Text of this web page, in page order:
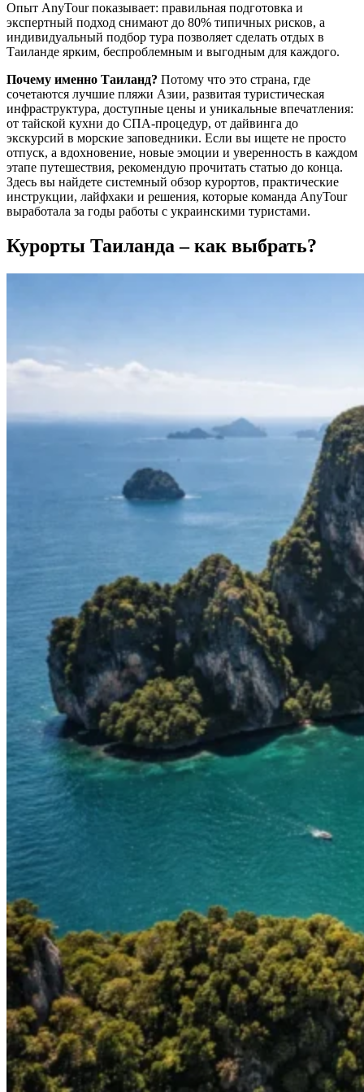
Опыт AnyTour показывает: правильная подготовка и
экспертный подход снимают до 80% типичных рисков, а
индивидуальный подбор тура позволяет сделать отдых в
Таиланде ярким, беспроблемным и выгодным для каждого.
Почему именно Таиланд? Потому что это страна, где
сочетаются лучшие пляжи Азии, развитая туристическая
инфраструктура, доступные цены и уникальные впечатления:
от тайской кухни до СПА-процедур, от дайвинга до
экскурсий в морские заповедники. Если вы ищете не просто
отпуск, а вдохновение, новые эмоции и уверенность в каждом
этапе путешествия, рекомендую прочитать статью до конца.
Здесь вы найдете системный обзор курортов, практические
инструкции, лайфхаки и решения, которые команда AnyTour
выработала за годы работы с украинскими туристами.
Курорты Таиланда – как выбрать?